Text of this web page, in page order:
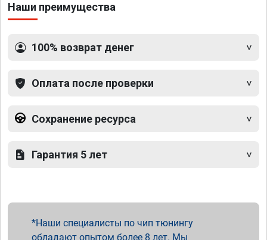
Наши преимущества
100% возврат денег
Оплата после проверки
Сохранение ресурса
Гарантия 5 лет
Наши специалисты по чип тюнингу
обладают опытом более 8 лет. Мы